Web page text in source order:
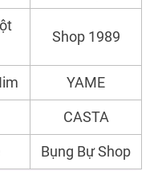
Shop 1989
YAME
CASTA
Bụng Bự Shop